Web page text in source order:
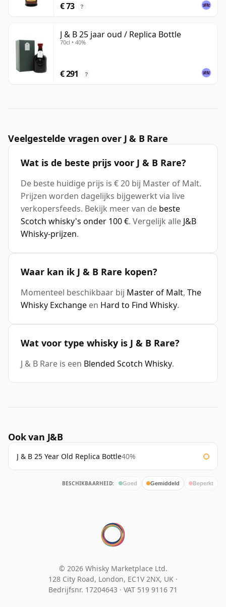
€ 73 ?
J & B 25 jaar oud / Replica Bottle
70cl • 40%
€ 291 ?
Veelgestelde vragen over J & B Rare
Wat is de beste prijs voor J & B Rare?
De beste huidige prijs is € 20 bij Master of Malt.
Prijzen worden dagelijks bijgewerkt via live
verkopersfeeds. Bekijk meer van de beste
Scotch whisky's onder 100 €. Vergelijk alle J&B
Whisky-prijzen.
Waar kan ik J & B Rare kopen?
Momenteel beschikbaar bij Master of Malt, The
Whisky Exchange en Hard to Find Whisky.
Wat voor type whisky is J & B Rare?
J & B Rare is een Blended Scotch Whisky.
Ook van J&B
J & B 25 Year Old Replica Bottle40%
BESCHIKBAARHEID: Goed Gemiddeld Beperkt
© 2026 Whisky Marketplace Ltd.
128 City Road, London, EC1V 2NX, UK ·
Bedrijfsnr. 17204643 · VAT 519 9116 71